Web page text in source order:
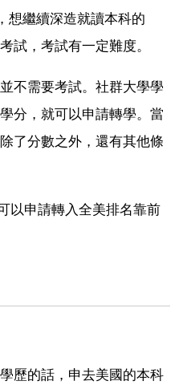
想繼續深造就讀本科的
試，考試有一定難度。
不需要考試。社群大學學
分，就可以申請轉學。當
了分數之外，還有其他條
以申請轉入全美排名靠前
歷的話，申去美國的本科